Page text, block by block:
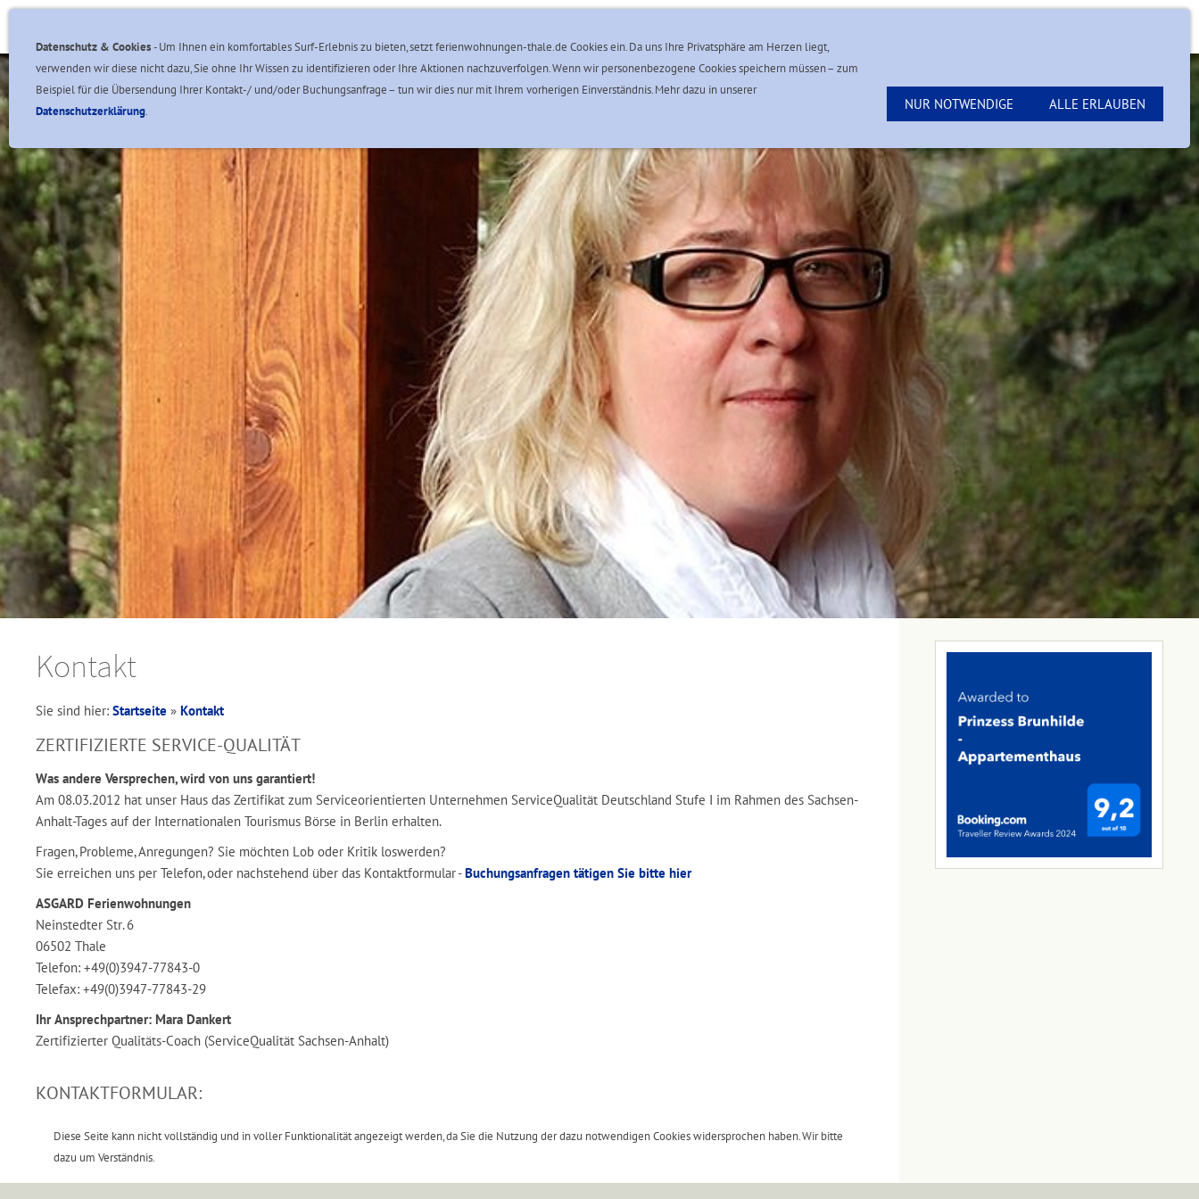
Kontakt
Sie sind hier: Startseite » Kontakt
ZERTIFIZIERTE SERVICE-QUALITÄT
Was andere Versprechen, wird von uns garantiert!
Am 08.03.2012 hat unser Haus das Zertifikat zum Serviceorientierten Unternehmen ServiceQualität Deutschland Stufe I im Rahmen des Sachsen-
Anhalt-Tages auf der Internationalen Tourismus Börse in Berlin erhalten.
Fragen, Probleme, Anregungen? Sie möchten Lob oder Kritik loswerden?
Sie erreichen uns per Telefon, oder nachstehend über das Kontaktformular -Buchungsanfragen tätigen Sie bitte hier
ASGARD Ferienwohnungen
Neinstedter Str. 6
06502 Thale
Telefon: +49(0)3947-77843-0
Telefax: +49(0)3947-77843-29
Ihr Ansprechpartner: Mara Dankert
Zertifizierter Qualitäts-Coach (ServiceQualität Sachsen-Anhalt)
KONTAKTFORMULAR:
Diese Seite kann nicht vollständig und in voller Funktionalität angezeigt werden, da Sie die Nutzung der dazu notwendigen Cookies widersprochen haben. Wir bitte
dazu um Verständnis.
Datenschutz & Cookies- Um Ihnen ein komfortables Surf-Erlebnis zu bieten, setzt ferienwohnungen-thale.de Cookies ein. Da uns Ihre Privatsphäre am Herzen liegt,
verwenden wir diese nicht dazu, Sie ohne Ihr Wissen zu identifizieren oder Ihre Aktionen nachzuverfolgen. Wenn wir personenbezogene Cookies speichern müssen – zum
Beispiel für die Übersendung Ihrer Kontakt-/ und/oder Buchungsanfrage – tun wir dies nur mit Ihrem vorherigen Einverständnis. Mehr dazu in unserer
Datenschutzerklärung. NUR NOTWENDIGE ALLE ERLAUBEN